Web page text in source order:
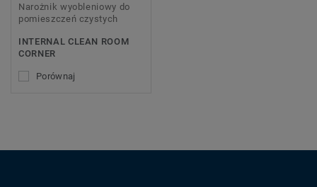
Narożnik wyobleniowy do
pomieszczeń czystych
INTERNAL CLEAN ROOM
CORNER
Porównaj